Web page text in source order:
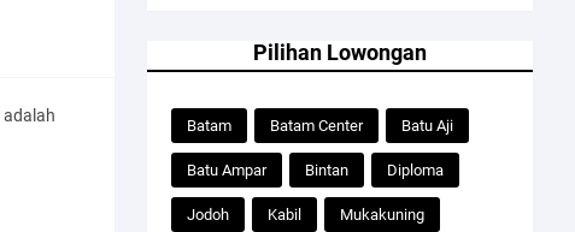
adalah
Pilihan Lowongan
Batam Batam Center Batu Aji
Batu Ampar Bintan Diploma
Jodoh Kabil Mukakuning